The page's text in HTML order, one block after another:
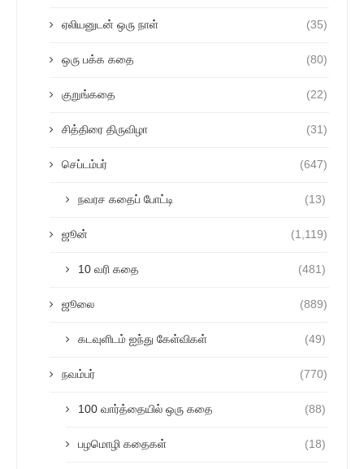
ஏலியனுடன் ஒரு நாள் (35)
ஒரு பக்க கதை (80)
குறுங்கதை (22)
சித்திரை திருவிழா (31)
செப்டம்பர் (647)
நவரச கதைப் போட்டி (13)
ஜூன் (1,119)
10 வரி கதை (481)
ஜூலை (889)
கடவுளிடம் ஐந்து கேள்விகள் (49)
நவம்பர் (770)
100 வார்த்தையில் ஒரு கதை (88)
பழமொழி கதைகள் (18)